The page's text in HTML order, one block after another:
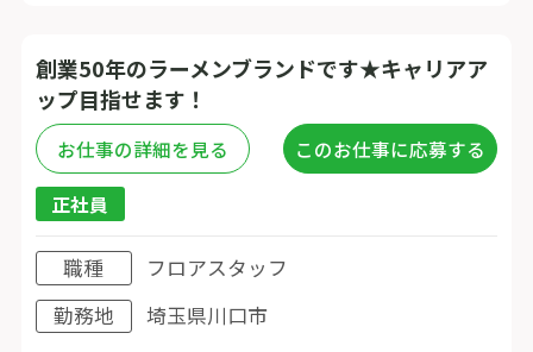
創業50年のラーメンブランドです★キャリアア
ップ目指せます！
お仕事の詳細を見る このお仕事に応募する
正社員
職種
フロアスタッフ
勤務地
埼玉県川口市